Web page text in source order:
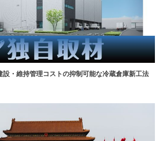
設・維持管理コストの抑制可能な冷蔵倉庫新工法